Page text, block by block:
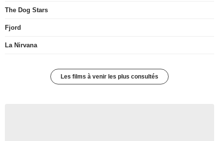
The Dog Stars
Fjord
La Nirvana
Les films à venir les plus consultés